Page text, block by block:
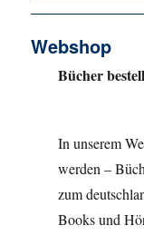
Webshop
Bücher
In unserem
werden –
zum
Books und